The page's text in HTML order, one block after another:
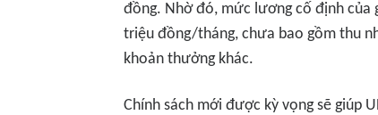
đồng. Nhờ đó, mức lương cố định
triệu đồng/tháng, chưa bao gồm thu
khoản thưởng khác.
Chính sách mới được kỳ vọng sẽ giúp